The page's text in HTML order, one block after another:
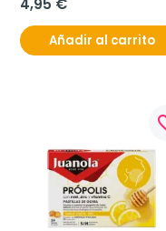
4,95 €
Añadir al carrito